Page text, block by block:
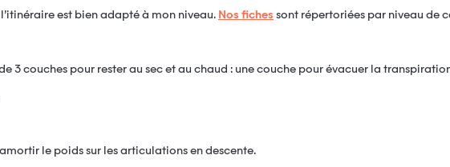
est bien adapté à mon niveau. Nos fiches sont répertoriées par niveau de
3 couches pour rester au sec et au chaud : une couche pour évacuer la
le poids sur les articulations en descente.